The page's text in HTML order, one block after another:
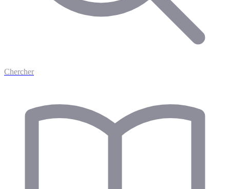
Chercher